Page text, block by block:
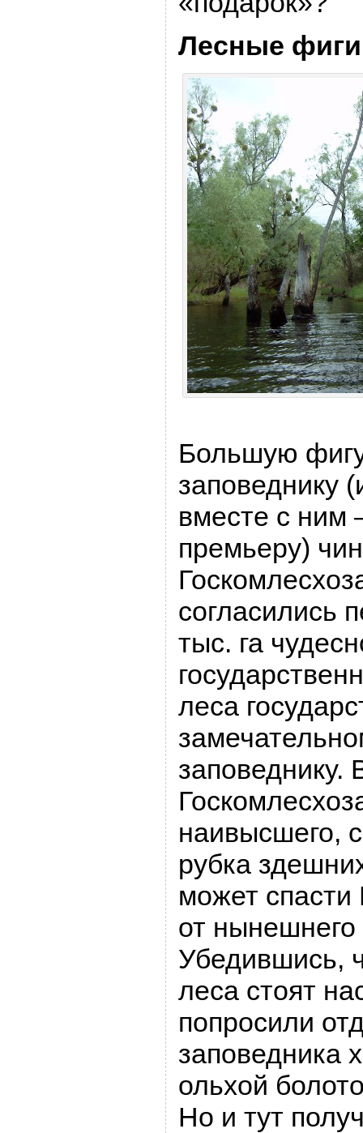
Лесные фиги
Большую
заповеднику
вместе с ним
премьеру)
согласились
тыс. га
леса
заповеднику.
наивысшего,
рубка
может спасти
от нынешнего
Убедившись,
леса стоят
попросили
заповедника
ольхой
Но и тут